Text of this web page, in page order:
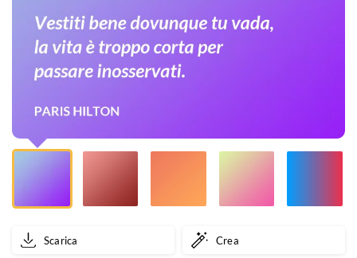
vita
troppo
corta
per
passare
inosservati.
Scarica Crea